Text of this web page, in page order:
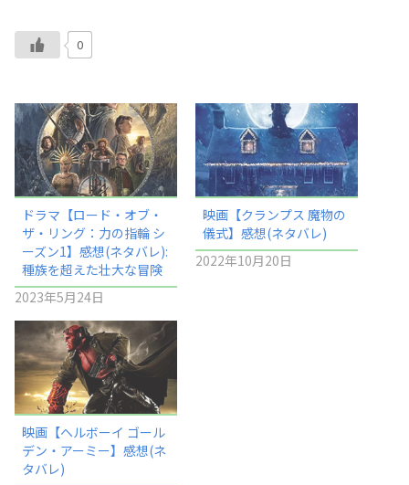
0
ドラマ【ロード・オブ・
ザ・リング：力の指輪 シ
ーズン1】感想(ネタバレ):
種族を超えた壮大な冒険
2023年5月24日
映画【クランプス 魔物の
儀式】感想(ネタバレ)
2022年10月20日
映画【ヘルボーイ ゴール
デン・アーミー】感想(ネ
タバレ)